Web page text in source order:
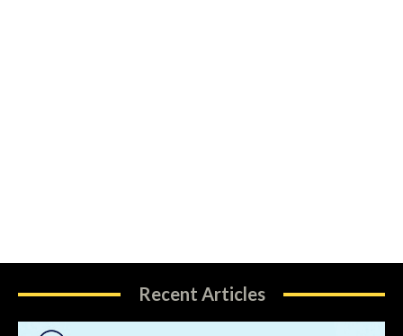
Recent Articles